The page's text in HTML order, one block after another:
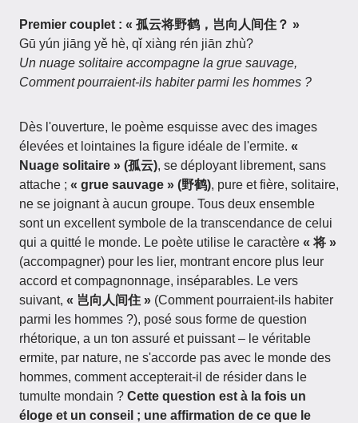
Premier couplet : « 孤云将野鹤，岂向人间住？ »
Gū yún jiāng yě hè, qǐ xiàng rén jiān zhù?
Un nuage solitaire accompagne la grue sauvage,
Comment pourraient-ils habiter parmi les hommes ?
Dès l'ouverture, le poème esquisse avec des images
élevées et lointaines la figure idéale de l'ermite. «
Nuage solitaire » (孤云), se déployant librement, sans
attache ; « grue sauvage » (野鹤), pure et fière, solitaire,
ne se joignant à aucun groupe. Tous deux ensemble
sont un excellent symbole de la transcendance de celui
qui a quitté le monde. Le poète utilise le caractère « 将 »
(accompagner) pour les lier, montrant encore plus leur
accord et compagnonnage, inséparables. Le vers
suivant, « 岂向人间住 » (Comment pourraient-ils habiter
parmi les hommes ?), posé sous forme de question
rhétorique, a un ton assuré et puissant – le véritable
ermite, par nature, ne s'accorde pas avec le monde des
hommes, comment accepterait-il de résider dans le
tumulte mondain ? Cette question est à la fois un
éloge et un conseil ; une affirmation de ce que le